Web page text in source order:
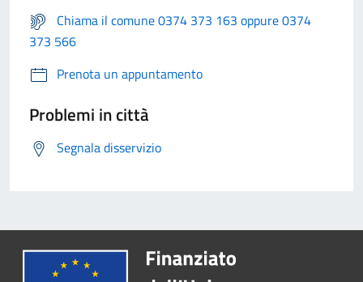
Chiama il comune 0374 373 163 oppure 0374
373 566
Prenota un appuntamento
Problemi in città
Segnala disservizio